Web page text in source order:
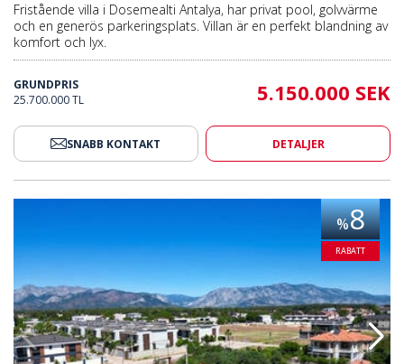
Fristående villa i Dosemealti Antalya, har privat pool, golvvärme
och en generös parkeringsplats. Villan är en perfekt blandning av
komfort och lyx.
GRUNDPRIS
25.700.000 TL
5.150.000 SEK
SNABB KONTAKT DETALJER
Villa Med 4 Sovrum Och
%8
RABATT